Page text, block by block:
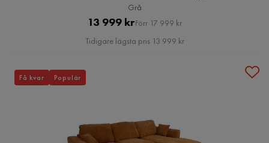
Grå
Pris
13 999 krOriginal
Pris
Förr 17 999 kr
Tidigare lägsta pris 13 999 kr
Få kvar Populär